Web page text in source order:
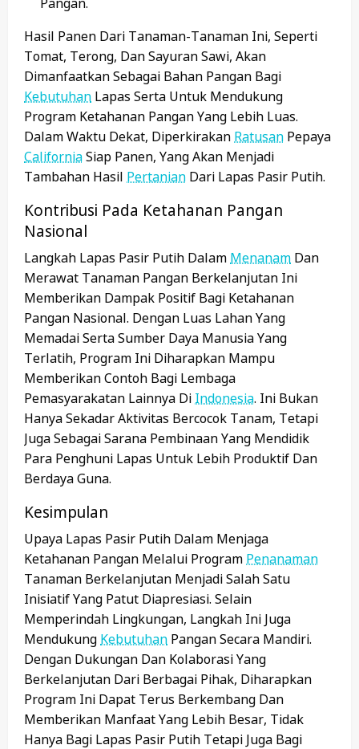
Hasil Panen Dari Tanaman-Tanaman Ini, Seperti
Tomat, Terong, Dan Sayuran Sawi, Akan
Dimanfaatkan Sebagai Bahan Pangan Bagi
Kebutuhan Lapas Serta Untuk Mendukung
Program Ketahanan Pangan Yang Lebih Luas.
Dalam Waktu Dekat, Diperkirakan Ratusan Pepaya
CaliforniaSiap Panen, Yang Akan Menjadi
Tambahan Hasil Pertanian Dari Lapas Pasir Putih.
Kontribusi Pada Ketahanan Pangan
Nasional
Langkah Lapas Pasir Putih Dalam Menanam Dan
Merawat Tanaman Pangan Berkelanjutan Ini
Memberikan Dampak Positif Bagi Ketahanan
Pangan Nasional. Dengan Luas Lahan Yang
Memadai Serta Sumber Daya Manusia Yang
Terlatih, Program Ini Diharapkan Mampu
Memberikan Contoh Bagi Lembaga
Pemasyarakatan Lainnya Di Indonesia. Ini Bukan
Hanya Sekadar Aktivitas Bercocok Tanam, Tetapi
Juga Sebagai Sarana Pembinaan Yang Mendidik
Para Penghuni Lapas Untuk Lebih Produktif Dan
Berdaya Guna.
Kesimpulan
Upaya Lapas Pasir Putih Dalam Menjaga
Ketahanan Pangan Melalui Program Penanaman
Tanaman Berkelanjutan Menjadi Salah Satu
Inisiatif Yang Patut Diapresiasi. Selain
Memperindah Lingkungan, Langkah Ini Juga
Mendukung Kebutuhan Pangan Secara Mandiri.
Dengan Dukungan Dan Kolaborasi Yang
Berkelanjutan Dari Berbagai Pihak, Diharapkan
Program Ini Dapat Terus Berkembang Dan
Memberikan Manfaat Yang Lebih Besar, Tidak
Hanya Bagi Lapas Pasir Putih Tetapi Juga Bagi